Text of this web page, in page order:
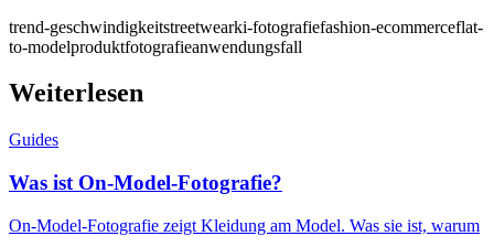
trend-geschwindigkeitstreetwearki-fotografiefashion-ecommerceflat-
to-modelproduktfotografieanwendungsfall
Weiterlesen
Guides
Was ist On-Model-Fotografie?
On-Model-Fotografie zeigt Kleidung am Model. Was sie ist, warum